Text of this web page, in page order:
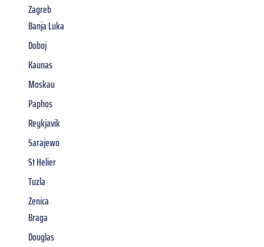
Zagreb
Banja Luka
Doboj
Kaunas
Moskau
Paphos
Reykjavik
Sarajewo
St Helier
Tuzla
Zenica
Braga
Douglas